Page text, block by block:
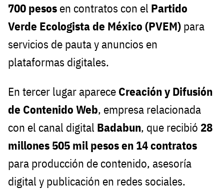
700 pesos en contratos con el Partido
Verde Ecologista de México (PVEM) para
servicios de pauta y anuncios en
plataformas digitales.
En tercer lugar aparece Creación y Difusión
de Contenido Web, empresa relacionada
con el canal digital Badabun, que recibió 28
millones 505 mil pesos en 14 contratos
para producción de contenido, asesoría
digital y publicación en redes sociales.